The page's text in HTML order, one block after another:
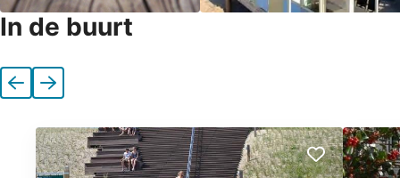
In de buurt
VorigeVolgende